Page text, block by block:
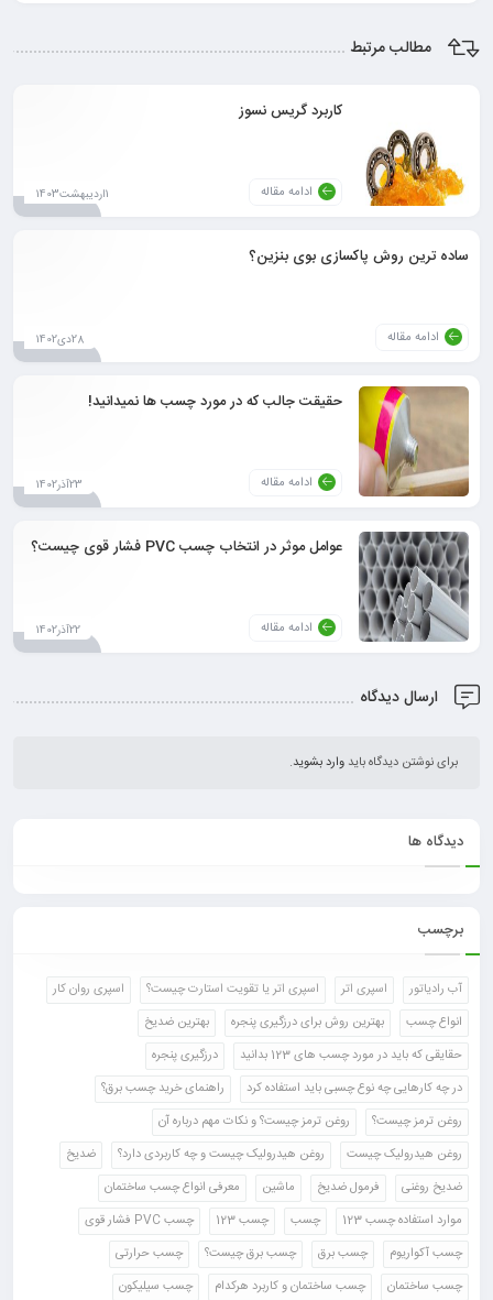
مطالب مرتبط
کاربرد گریس نسوز
ادامه مقاله 1اردیبهشت1403
ساده ترین روش پاکسازی بوی بنزین؟
ادامه مقاله 28دی1402
حقیقت جالب که در مورد چسب ها نمیدانید!
ادامه مقاله 23آذر1402
عوامل موثر در انتخاب چسب PVC فشار قوی چیست؟
ادامه مقاله 22آذر1402
ارسال دیدگاه
برای نوشتن دیدگاه باید وارد بشوید.
دیدگاه ها
برچسب
آب رادیاتور اسپری اتر اسپری اتر یا تقویت استارت چیست؟
اسپری روان کار
انواع چسب
بهترین روش برای درزگیری پنجره
بهترین ضدیخ
حقایقی که باید در مورد چسب های 123 بدانید
درزگیری پنجره
در چه کارهایی چه نوع چسبی باید استفاده کرد
راهنمای خرید چسب برق؟
روغن ترمز چیست؟
روغن ترمز چیست؟ و نکات مهم درباره آن
روغن هیدرولیک چیست
روغن هیدرولیک چیست و چه کاربردی دارد؟
ضدیخ
ضدیخ روغنی
فرمول ضدیخ ماشین
معرفی انواع چسب ساختمان
موارد استفاده چسب 123
چسب چسب 123
چسب PVC فشار قوی
چسب آکواریوم
چسب برق چسب برق چیست؟
چسب حرارتی
چسب ساختمان
چسب ساختمان و کاربرد هرکدام
چسب سیلیکون